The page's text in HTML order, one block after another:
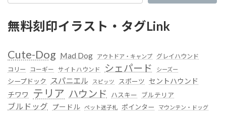
無料刻印イラスト・タグLink
Cute-Dog Mad Dog アウトドア・キャンプ
グレイハウンド
コリー
コーギー サイトハウンド シェパード シーズー
シープドック スパニエル スピッツ スポーツ セントハウンド
チワワ
テリア ハウンド ハスキー ブルテリア
ブルドッグ プードル ペット迷子札 ポインター マウンテン・ドッグ